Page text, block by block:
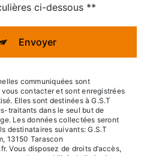
ci-dessous **
Envoyer
communiquées sont
contacter et sont enregistrées
Elles sont destinées à G.S.T
traitants dans le seul but de
Les données collectées seront
destinataires suivants: G.S.T
13150 Tarascon
Vous disposez de droits d’accès,